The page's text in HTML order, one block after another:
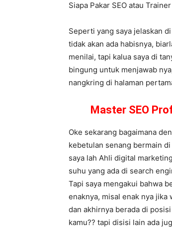
Siapa Pakar SEO atau
Seperti yang saya jelaskan
tidak akan ada habisnya,
menilai, tapi kalua saya di
bingung untuk menjawab
nangkring di halaman
Master SEO
Oke sekarang bagaimana
kebetulan senang bermain
saya lah Ahli digital
suhu yang ada di search
Tapi saya mengakui bahwa
enaknya, misal enak nya
dan akhirnya berada di
kamu?? tapi disisi lain ada